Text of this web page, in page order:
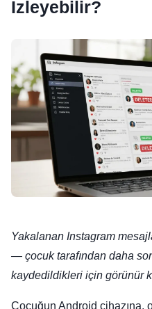
İzleyebilir?
Yakalanan Instagram
— çocuk tarafından daha
kaydedildikleri için görünür
Çocuğun Android cihazına,